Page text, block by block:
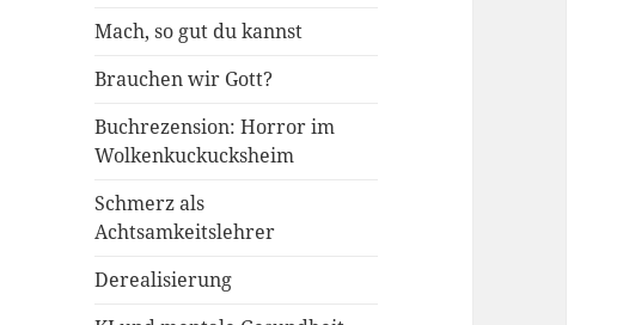
Mach, so gut du kannst
Brauchen wir Gott?
Buchrezension: Horror im
Wolkenkuckucksheim
Schmerz als
Achtsamkeitslehrer
Derealisierung